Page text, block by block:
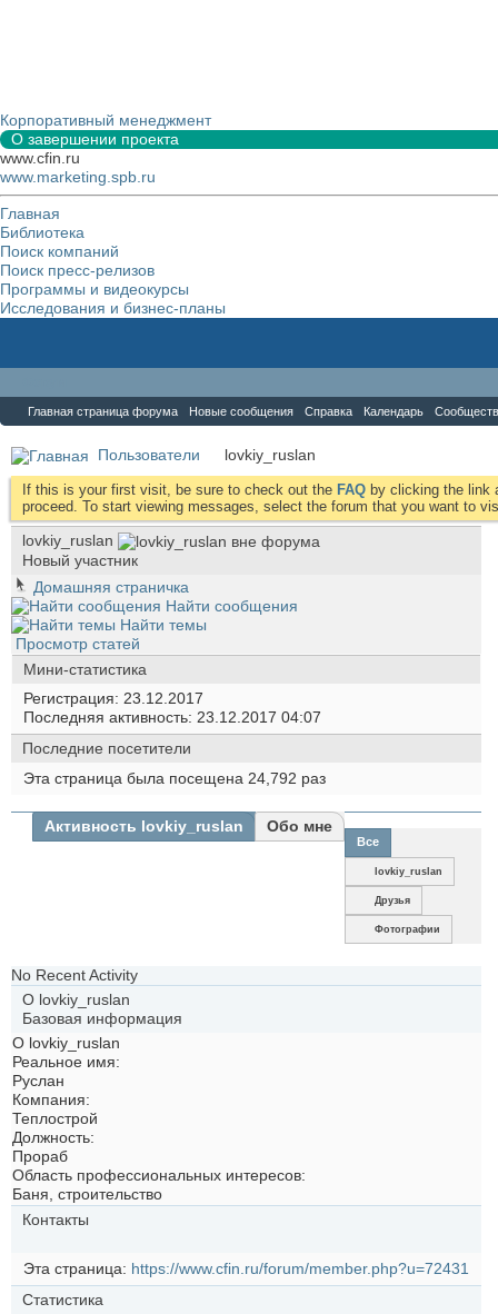
Корпоративный менеджмент
О завершении проекта
www.cfin.ru
www.marketing.spb.ru
Главная
Библиотека
Поиск компаний
Поиск пресс-релизов
Программы и видеокурсы
Исследования и бизнес-планы
Главная страница форума Новые сообщения Справка Календарь
Пользователи lovkiy_ruslan
If this is your first visit, be sure to check out the FAQ by clicking the link
proceed. To start viewing messages, select the forum that you want to
lovkiy_ruslan
Новый участник
Домашняя страничка
Найти сообщения
Найти темы
Просмотр статей
Мини-статистика
Регистрация
23.12.2017
Последняя активность 23.12.2017 04:07
Последние посетители
Эта страница была посещена 24,792 раз
Активность lovkiy_ruslan Обо мне
Все
lovkiy_ruslan
Друзья
Фотографии
No Recent Activity
О lovkiy_ruslan
Базовая информация
О lovkiy_ruslan
Реальное имя:
Руслан
Компания:
Теплострой
Должность:
Прораб
Область профессиональных интересов:
Баня, строительство
Контакты
Эта страница
https://www.cfin.ru/forum/member.php?u=72431
Статистика